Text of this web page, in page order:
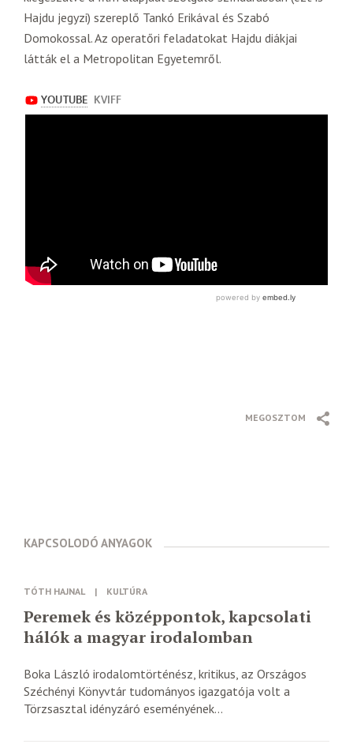
Hajdu jegyzi) szereplő Tankó Erikával és Szabó
Domokossal. Az operatőri feladatokat Hajdu diákjai
látták el a Metropolitan Egyetemről.
MEGOSZTOM
KAPCSOLODÓ ANYAGOK
TÓTH HAJNAL | KULTÚRA
Peremek és középpontok, kapcsolati
hálók a magyar irodalomban
Boka László irodalomtörténész, kritikus, az Országos
Széchényi Könyvtár tudományos igazgatója volt a
Törzsasztal idényzáró eseményének...